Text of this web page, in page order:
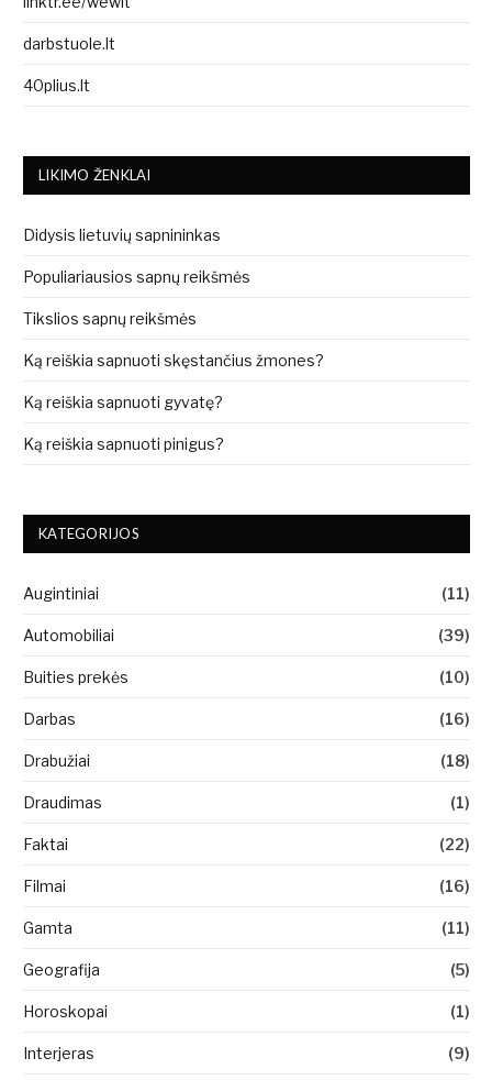
darbstuole.lt
40plius.lt
LIKIMO ŽENKLAI
Didysis lietuvių sapnininkas
Populiariausios sapnų reikšmės
Tikslios sapnų reikšmės
Ką reiškia sapnuoti skęstančius žmones?
Ką reiškia sapnuoti gyvatę?
Ką reiškia sapnuoti pinigus?
KATEGORIJOS
Augintiniai (11)
Automobiliai (39)
Buities prekės (10)
Darbas (16)
Drabužiai (18)
Draudimas (1)
Faktai (22)
Filmai (16)
Gamta (11)
Geografija (5)
Horoskopai (1)
Interjeras (9)